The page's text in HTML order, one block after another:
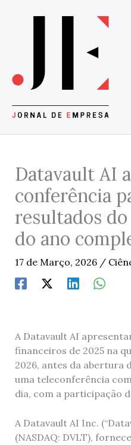
Datavault AI
conferência
resultados
do ano
17 de Março, 2026 /
A Datavault AI
financeiros de 2025 na
2026, antes da abertura
uma teleconferência
dia, com a participação
A Datavault AI Inc.
(NASDAQ: DVLT),